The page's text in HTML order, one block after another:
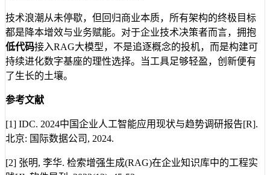
技术浪潮从未停歇，但回归商业本质，所有架构的终极目标
都是降本增效与业务赋能。对于企业技术决策者而言，拥抱
低代码接入RAG大模型，不是追逐概念的投机，而是构建可
持续进化数字基座的理性选择。当工具足够轻盈，创新便有
了生长的土壤。
参考文献
[1] IDC. 2024中国企业人工智能应用现状与趋势调研报告[R].
北京: 国际数据公司, 2024.
[2] 张明, 李华. 检索增强生成(RAG)在企业知识库中的工程实